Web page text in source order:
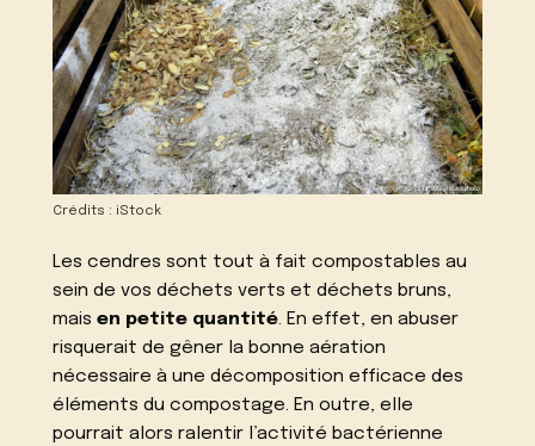
Crédits : iStock
Les cendres sont tout à fait compostables au
sein de vos déchets verts et déchets bruns,
maisen petite quantité. En effet, en abuser
risquerait de gêner la bonne aération
nécessaire à une décomposition efficace des
éléments du compostage. En outre, elle
pourrait alors ralentir l’activité bactérienne